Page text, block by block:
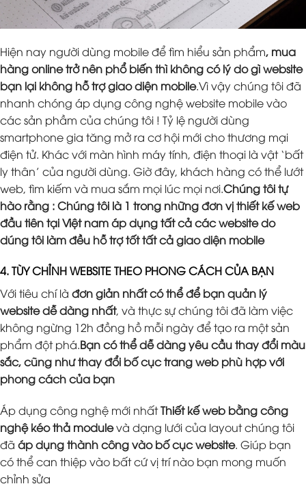
Hiện nay người dùng mobile để tìm hiểu sản phẩm, mua
hàng online trở nên phổ biến thì không có lý do gì website
bạn lại không hỗ trợ giao diện mobile.Vì vậy chúng tôi đã
nhanh chóng áp dụng công nghệ website mobile vào
các sản phầm của chúng tôi ! Tỷ lệ người dùng
smartphone gia tăng mở ra cơ hội mới cho thương mại
điện tử. Khác với màn hình máy tính, điện thoại là vật ‘bất
ly thân’ của người dùng. Giờ đây, khách hàng có thể lướt
web, tìm kiếm và mua sắm mọi lúc mọi nơi.Chúng tôi tự
hào rằng : Chúng tôi là 1 trong những đơn vị thiết kế web
đầu tiên tại Việt nam áp dụng tất cả các website do
dúng tôi làm đều hỗ trợ tốt tất cả giao diện mobile
4. TÙY CHỈNH WEBSITE THEO PHONG CÁCH CỦA BẠN
Với tiêu chí là đơn giản nhất có thể để bạn quản lý
website dễ dàng nhất, và thực sự chúng tôi đã làm việc
không ngừng 12h đồng hồ mỗi ngày để tạo ra một sản
phẩm đột phá.Bạn có thể dễ dàng yêu cầu thay đổi màu
sắc, cũng như thay đổi bố cục trang web phù hợp với
phong cách của bạn
Áp dụng công nghệ mới nhấtThiết kế web bằng công
nghệ kéo thả modulevà dạng lưới của layout chúng tôi
đã áp dụng thành công vào bố cục website. Giúp bạn
có thể can thiệp vào bất cứ vị trí nào bạn mong muốn
chỉnh sửa